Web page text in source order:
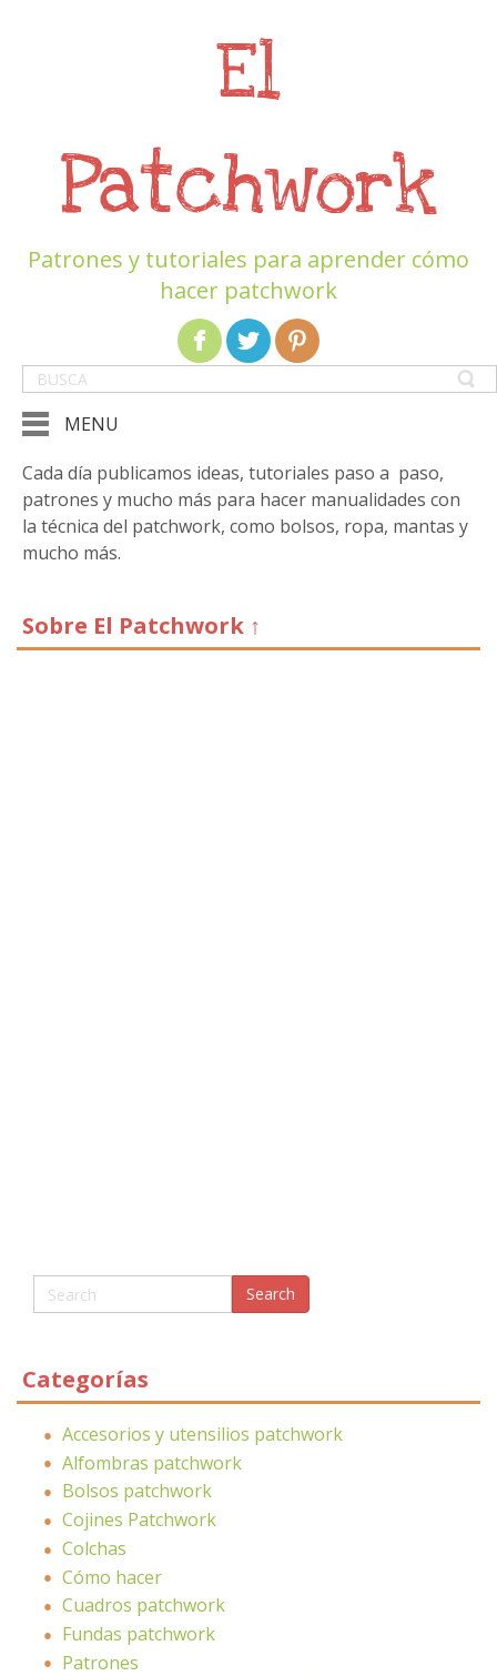
El
Patchwork
Patrones y tutoriales para aprender cómo
hacer patchwork
MENU
Cada día publicamos ideas, tutoriales paso a paso,
patrones y mucho más para hacer manualidades con
la técnica del patchwork, como bolsos, ropa, mantas y
mucho más.
Sobre El Patchwork ↑
Categorías
Accesorios y utensilios patchwork
Alfombras patchwork
Bolsos patchwork
Cojines Patchwork
Colchas
Cómo hacer
Cuadros patchwork
Fundas patchwork
Patrones